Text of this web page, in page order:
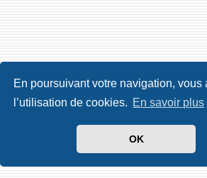
En poursuivant votre navigation, vous
l’utilisation de cookies. En savoir plus
OK